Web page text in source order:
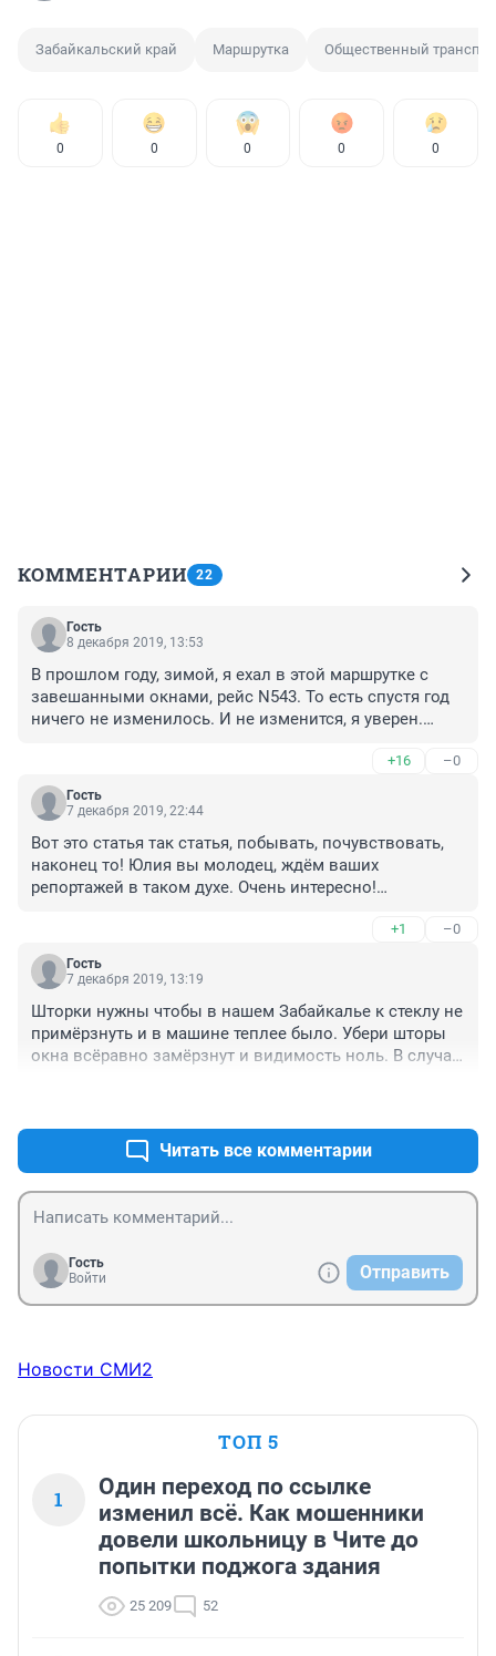
Забайкальский край Маршрутка Общественный
0 0 0 0 0
КОММЕНТАРИИ 22
Гость
8 декабря 2019, 13:53
В прошлом году, зимой, я ехал в этой маршрутке с
завешанными окнами, рейс N543. То есть спустя год
ничего не изменилось. И не изменится, я уверен.
большой автобус на этот же рейс, а в итоге выехал с
опозданием на микроавтобусе вроде вашего.
И ей Богу, я не знаю как обратить внимание на то, что
загроможденным багажом проходом, да ещё и с
закрытыми окнами порой. Оттуда даже в рядовой
ситуации выбраться нелегко, что уже до аварийной.
+16 –0
Гость
7 декабря 2019, 22:44
Вот это статья так статья, побывать, почувствовать,
наконец то! Юлия вы молодец, ждём ваших
репортажей в таком духе. Очень интересно!
завешеннои вообще не понятно как ехать, если
тошнит.  И переднее , лобовое завешено, это ужасно!
Прошу съездить маршрутом чита Нерчинскии Завод.
+1 –0
Гость
7 декабря 2019, 13:19
Шторки нужны чтобы в нашем Забайкалье к стеклу не
примёрзнуть и в машине теплее было. Убери шторы
окна всёравно замёрзнут и видимость ноль. В случае
Читать все комментарии
Гость
Войти
Отправить
Новости СМИ2
ТОП 5
1
Один переход по ссылке
изменил всё. Как мошенники
довели школьницу в Чите до
попытки поджога здания
25 209 52